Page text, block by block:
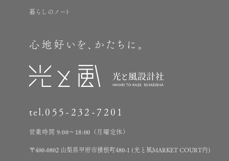
心地好いを、かたちに。
tel.055-232-7201
営業時間 9:00～18:00（月曜定休）
〒400-0802 山梨県甲府市横根町480-1 (光と風MARKET COURT内)
暮らしのノート